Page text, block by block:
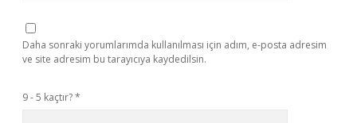
Daha sonraki yorumlarımda kullanılması için adım, e-posta adresim
ve site adresim bu tarayıcıya kaydedilsin.
9 - 5 kaçtır?*